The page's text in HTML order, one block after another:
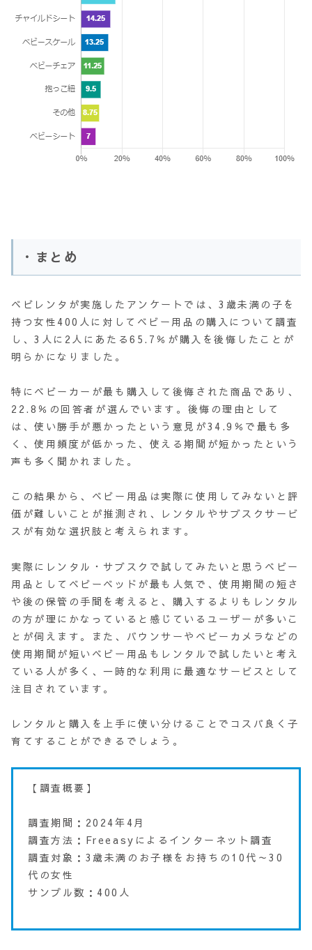
・まとめ
ベビレンタが実施したアンケートでは、3歳未満の子を
持つ女性400人に対してベビー用品の購入について調査
し、3人に2人にあたる65.7％が購入を後悔したことが
明らかになりました。
特にベビーカーが最も購入して後悔された商品であり、
22.8％の回答者が選んでいます。後悔の理由として
は、使い勝手が悪かったという意見が34.9％で最も多
く、使用頻度が低かった、使える期間が短かったという
声も多く聞かれました。
この結果から、ベビー用品は実際に使用してみないと評
価が難しいことが推測され、レンタルやサブスクサービ
スが有効な選択肢と考えられます。
実際にレンタル・サブスクで試してみたいと思うベビー
用品としてベビーベッドが最も人気で、使用期間の短さ
や後の保管の手間を考えると、購入するよりもレンタル
の方が理にかなっていると感じているユーザーが多いこ
とが伺えます。また、バウンサーやベビーカメラなどの
使用期間が短いベビー用品もレンタルで試したいと考え
ている人が多く、一時的な利用に最適なサービスとして
注目されています。
レンタルと購入を上手に使い分けることでコスパ良く子
育てすることができるでしょう。
【調査概要】
調査期間：2024年4月
調査方法：Freeasyによるインターネット調査
調査対象：3歳未満のお子様をお持ちの10代～30
代の女性
サンプル数：400人